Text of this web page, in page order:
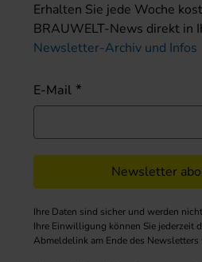
Erhalten Sie jede Woche
BRAUWELT-News direkt in
Newsletter-Archiv und Infos
E-Mail
Newsletter
Ihre Daten sind sicher und werden
Ihre Einwilligung können Sie jederzeit
Abmeldelink am Ende des Newsletters